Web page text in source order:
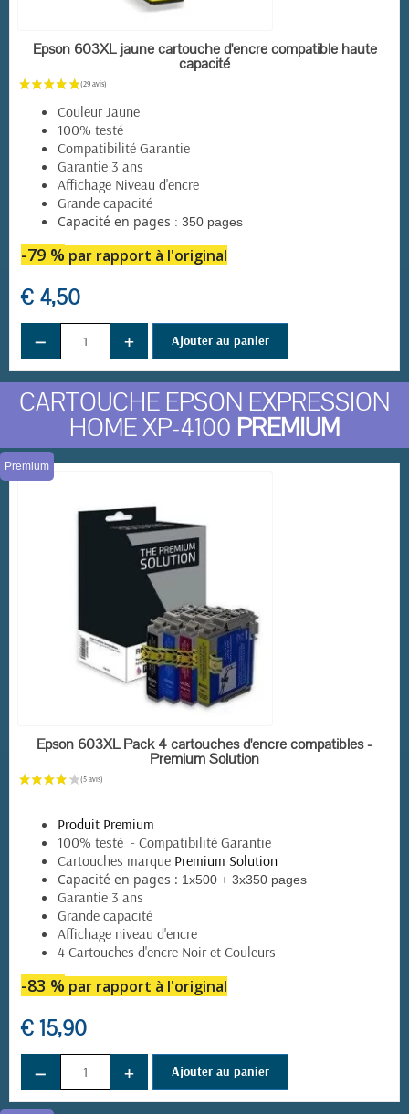
(41 avis)
EN STOCK
Epson 603XL jaune cartouche d'encre compatible haute
capacité
Couleur Jaune
100% testé
Compatibilité Garantie
Garantie 3 ans
Affichage Niveau d'encre
Grande capacité
Capacité en pages : 350 pages
-79 % par rapport à l'original
€ 4,50
− + Ajouter au panier
CARTOUCHE EPSON EXPRESSION
HOME XP-4100 PREMIUM
EN STOCK
Premium
Epson 603XL Pack 4 cartouches d'encre compatibles -
Premium Solution
Produit Premium
100% testé - Compatibilité Garantie
Cartouches marque Premium Solution
Capacité en pages : 1x500 + 3x350 pages
Garantie 3 ans
Grande capacité
Affichage niveau d'encre
4 Cartouches d'encre Noir et Couleurs
-83 % par rapport à l'original
€ 15,90
− + Ajouter au panier